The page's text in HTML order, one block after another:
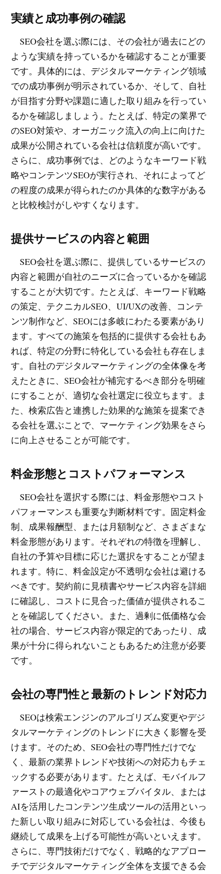
実績と成功事例の確認
SEO会社を選ぶ際には、その会社が過去にどの
ような実績を持っているかを確認することが重要
です。具体的には、デジタルマーケティング領域
での成功事例が明示されているか、そして、自社
が目指す分野や課題に適した取り組みを行ってい
るかを確認しましょう。たとえば、特定の業界で
のSEO対策や、オーガニック流入の向上に向けた
成果が公開されている会社は信頼度が高いです。
さらに、成功事例では、どのようなキーワード戦
略やコンテンツSEOが実行され、それによってど
の程度の成果が得られたのか具体的な数字がある
と比較検討がしやすくなります。
提供サービスの内容と範囲
SEO会社を選ぶ際に、提供しているサービスの
内容と範囲が自社のニーズに合っているかを確認
することが大切です。たとえば、キーワード戦略
の策定、テクニカルSEO、UI/UXの改善、コンテ
ンツ制作など、SEOには多岐にわたる要素があり
ます。すべての施策を包括的に提供する会社もあ
れば、特定の分野に特化している会社も存在しま
す。自社のデジタルマーケティングの全体像を考
えたときに、SEO会社が補完するべき部分を明確
にすることが、適切な会社選定に役立ちます。ま
た、検索広告と連携した効果的な施策を提案でき
る会社を選ぶことで、マーケティング効果をさら
に向上させることが可能です。
料金形態とコストパフォーマンス
SEO会社を選択する際には、料金形態やコスト
パフォーマンスも重要な判断材料です。固定料金
制、成果報酬型、または月額制など、さまざまな
料金形態があります。それぞれの特徴を理解し、
自社の予算や目標に応じた選択をすることが望ま
れます。特に、料金設定が不透明な会社は避ける
べきです。契約前に見積書やサービス内容を詳細
に確認し、コストに見合った価値が提供されるこ
とを確認してください。また、過剰に低価格な会
社の場合、サービス内容が限定的であったり、成
果が十分に得られないこともあるため注意が必要
です。
会社の専門性と最新のトレンド対応力
SEOは検索エンジンのアルゴリズム変更やデジ
タルマーケティングのトレンドに大きく影響を受
けます。そのため、SEO会社の専門性だけでな
く、最新の業界トレンドや技術への対応力もチェ
ックする必要があります。たとえば、モバイルフ
ァーストの最適化やコアウェブバイタル、または
AIを活用したコンテンツ生成ツールの活用といっ
た新しい取り組みに対応している会社は、今後も
継続して成果を上げる可能性が高いといえます。
さらに、専門技術だけでなく、戦略的なアプロー
チでデジタルマーケティング全体を支援できる会